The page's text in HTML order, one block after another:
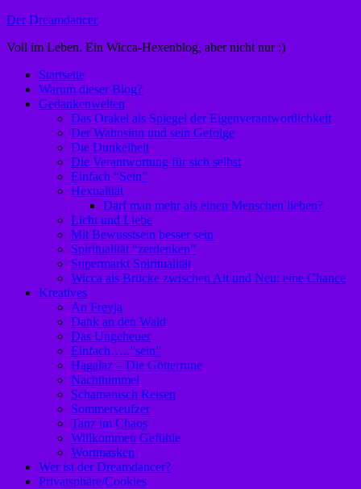
Zum
springen
Der Dreamdancer
Voll im Leben. Ein Wicca-Hexenblog, aber nicht nur :)
Startseite
Warum dieser Blog?
Gedankenwelten
Das Orakel als Spiegel der Eigenverantwortlichkeit
Der Wahnsinn und sein Gefolge
Die Dunkelheit
Die Verantwortung für sich selbst
Einfach “Sein”
Hexualität
Darf man mehr als einen Menschen lieben?
Licht und Liebe
Mit Bewusstsein besser sein
Spiritualität “zerdenken”
Supermarkt Spiritualität
Wicca als Brücke zwischen Alt und Neu: eine Chance
Kreatives
An Freyja
Dank an den Wald
Das Ungeheuer
Einfach…..”sein”
Hagalaz – Die Götterrune
Nachthimmel
Schamanisch Reisen
Sommerseufzer
Tanz im Chaos
Willkommen Gefühle
Wortmasken
Wer ist der Dreamdancer?
Privatsphäre/Cookies